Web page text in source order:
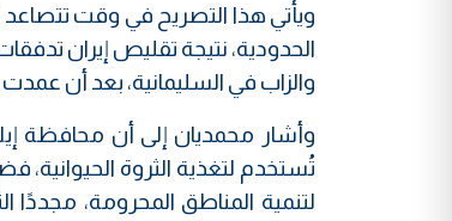
ويأتي هذا التصريح في وقت تتصاعد
الحدودية، نتيجة تقليص إيران
والزاب في السليمانية، بعد أن عمدت
تُستخدم لتغذية الثروة
لتنمية المناطق المحرومة، مجددًا